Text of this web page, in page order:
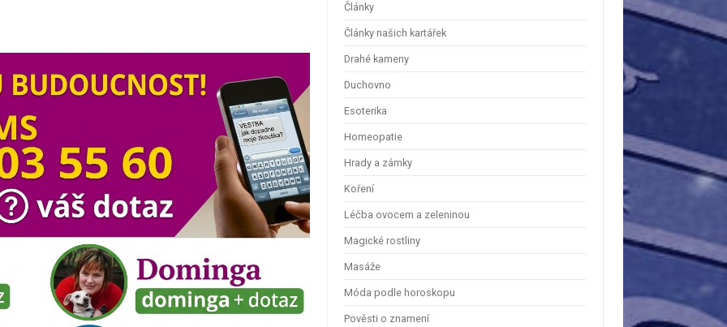
Články
Články našich kartářek
Drahé kameny
Duchovno
Esoterika
Homeopatie
Hrady a zámky
Koření
Léčba ovocem a zeleninou
Magické rostliny
Masáže
Móda podle horoskopu
Pověsti o znamení